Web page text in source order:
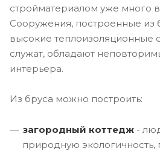
стройматериалом уже много
Сооружения, построенные из
высокие теплоизоляционные
служат, обладают
интерьера.
Из бруса можно построить:
загородный коттедж -
природную экологичность,